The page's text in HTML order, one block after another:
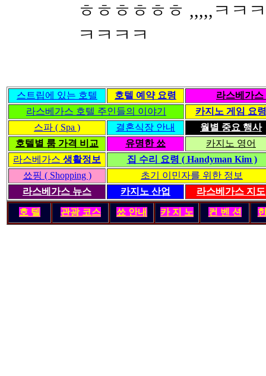
ㅎㅎㅎㅎㅎㅎ ,,,,,ㅋㅋ
ㅋㅋㅋㅋ
스트립에 있는 호텔 호텔 예약 요령
라스베가
라스베가스 호텔 주인들의 이야기
카지노 게임 요령
스파 ( Spa )
결혼식장 안내
월별 중요 행사
호텔별 룸 가격 비교
유명한 쑈
카지노 영어
라스베가스 생활정보
집 수리 요령 ( Handyman Kim )
쑈핑 ( Shopping )
초기 이민자를 위한 정보
라스베가스 뉴스
카지노 산업 라스베가스 지도
호 텔 관광 코스 쑈 안내 카 지 노 컨 벤 션